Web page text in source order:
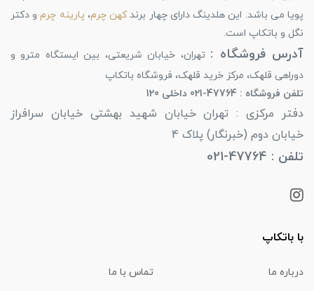
پویا می باشد. این هلدینگ دارای چهار برندکهن چرم، پارینه چرمو دکتر
نگل و باتکاپ است.
آدرس فروشگاه : تهران، خیابان شریعتی، بین ایستگاه مترو و
دوراهی قلهک، مرکز خرید قلهک، فروشگاه باتکاپ
تلفن فروشگاه : 47764-021 داخلی 120
دفتر مرکزی : تهران خیابان شهید بهشتی خیابان سرافراز
خیابان دوم (خبرنگار) پلاک 4
تلفن : 47764-021
با باتکاپ
درباره ما تماس با ما